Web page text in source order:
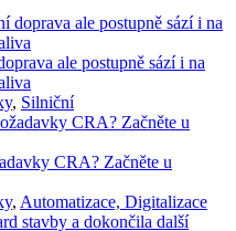
ale postupně sází i na
, Silniční
CRA? Začněte u
, Automatizace, Digitalizace